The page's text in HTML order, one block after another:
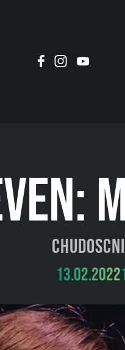
13.02.2022